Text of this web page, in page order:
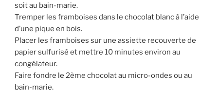
soit au bain-marie.
Tremper les framboises dans le chocolat blanc à l’aide
d’une pique en bois.
Placer les framboises sur une assiette recouverte de
papier sulfurisé et mettre 10 minutes environ au
congélateur.
Faire fondre le 2ème chocolat au micro-ondes ou au
bain-marie.